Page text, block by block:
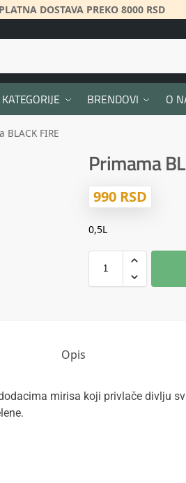
DOSTAVA PREKO 8000 RSD
KATEGORIJE BRENDOVI O
BLACK FIRE
Primama
990 RSD
0,5L
Opis
mirisa koji privlače divlju